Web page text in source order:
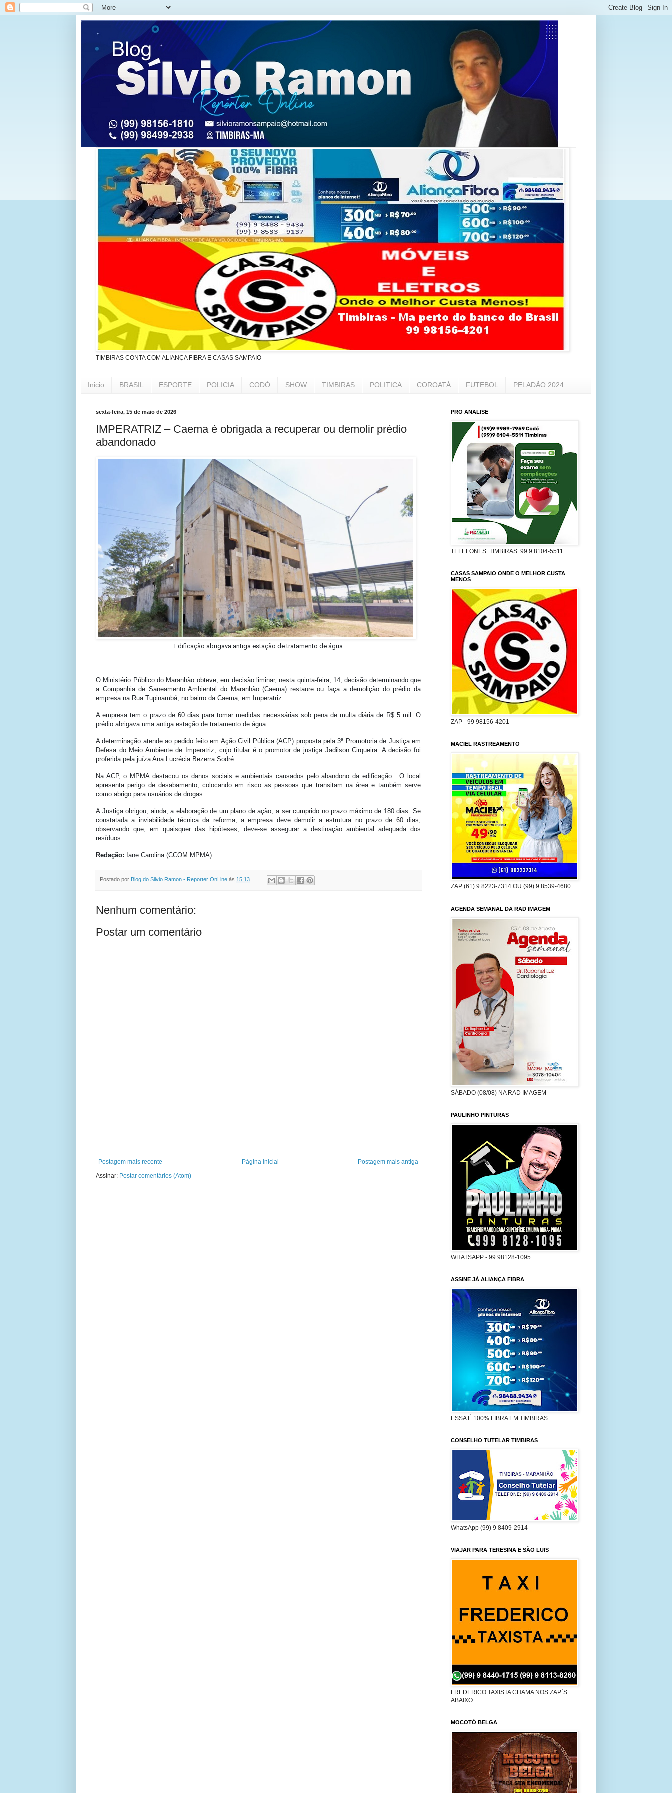
TIMBIRAS CONTA COM ALIANÇA FIBRA E CASAS SAMPAIO
Inicio BRASIL ESPORTE POLICIA CODÓ SHOW TIMBIRAS POLITICA COROATÁ FUTEBOL PELADÃO 2024
sexta-feira, 15 de maio de 2026
IMPERATRIZ – Caema é obrigada a recuperar ou demolir prédio
abandonado
Edificação abrigava antiga estação de tratamento de água
O Ministério Público do Maranhão obteve, em decisão liminar, nesta quinta-feira, 14, decisão determinando que
a Companhia de Saneamento Ambiental do Maranhão (Caema) restaure ou faça a demolição do prédio da
empresa na Rua Tupinambá, no bairro da Caema, em Imperatriz.
A empresa tem o prazo de 60 dias para tomar medidas necessárias sob pena de multa diária de R$ 5 mil. O
prédio abrigava uma antiga estação de tratamento de água.
A determinação atende ao pedido feito em Ação Civil Pública (ACP) proposta pela 3ª Promotoria de Justiça em
Defesa do Meio Ambiente de Imperatriz, cujo titular é o promotor de justiça Jadilson Cirqueira. A decisão foi
proferida pela juíza Ana Lucrécia Bezerra Sodré.
Na ACP, o MPMA destacou os danos sociais e ambientais causados pelo abandono da edificação. O local
apresenta perigo de desabamento, colocando em risco as pessoas que transitam na área e também serve
como abrigo para usuários de drogas.
A Justiça obrigou, ainda, a elaboração de um plano de ação, a ser cumprido no prazo máximo de 180 dias. Se
constatada a inviabilidade técnica da reforma, a empresa deve demolir a estrutura no prazo de 60 dias,
observando que, em quaisquer das hipóteses, deve-se assegurar a destinação ambiental adequada dos
resíduos.
Redação: Iane Carolina (CCOM MPMA)
Postado por Blog do Silvio Ramon - Reporter OnLine às 15:13
Nenhum comentário:
Postar um comentário
Postagem mais recente Postagem mais antiga
Página inicial
Assinar: Postar comentários (Atom)
PRO ANALISE
TELEFONES: TIMBIRAS: 99 9 8104-5511
CASAS SAMPAIO ONDE O MELHOR CUSTA
MENOS
ZAP - 99 98156-4201
MACIEL RASTREAMENTO
ZAP (61) 9 8223-7314 OU (99) 9 8539-4680
AGENDA SEMANAL DA RAD IMAGEM
SÁBADO (08/08) NA RAD IMAGEM
PAULINHO PINTURAS
WHATSAPP - 99 98128-1095
ASSINE JÁ ALIANÇA FIBRA
ESSA É 100% FIBRA EM TIMBIRAS
CONSELHO TUTELAR TIMBIRAS
WhatsApp (99) 9 8409-2914
VIAJAR PARA TERESINA E SÃO LUIS
FREDERICO TAXISTA CHAMA NOS ZAP´S
ABAIXO
MOCOTÓ BELGA